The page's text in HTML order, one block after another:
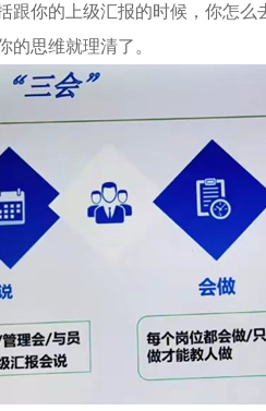
跟你的上级汇报的时候，你怎
的思维就理清了。